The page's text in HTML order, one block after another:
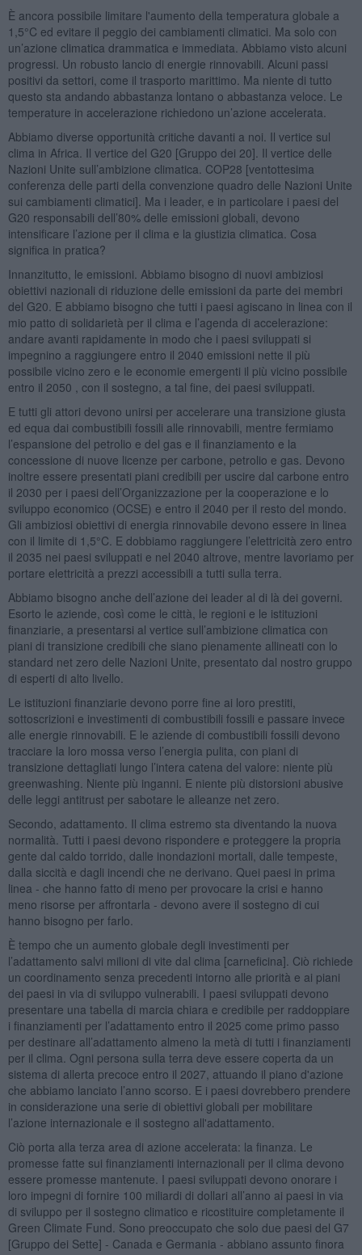
È ancora possibile limitare l'aumento della temperatura globale a
1,5°C ed evitare il peggio dei cambiamenti climatici. Ma solo con
un’azione climatica drammatica e immediata. Abbiamo visto alcuni
progressi. Un robusto lancio di energie rinnovabili. Alcuni passi
positivi da settori, come il trasporto marittimo. Ma niente di tutto
questo sta andando abbastanza lontano o abbastanza veloce. Le
temperature in accelerazione richiedono un’azione accelerata.
Abbiamo diverse opportunità critiche davanti a noi. Il vertice sul
clima in Africa. Il vertice del G20 [Gruppo dei 20]. Il vertice delle
Nazioni Unite sull’ambizione climatica. COP28 [ventottesima
conferenza delle parti della convenzione quadro delle Nazioni Unite
sui cambiamenti climatici]. Ma i leader, e in particolare i paesi del
G20 responsabili dell’80% delle emissioni globali, devono
intensificare l’azione per il clima e la giustizia climatica. Cosa
significa in pratica?
Innanzitutto, le emissioni. Abbiamo bisogno di nuovi ambiziosi
obiettivi nazionali di riduzione delle emissioni da parte dei membri
del G20. E abbiamo bisogno che tutti i paesi agiscano in linea con il
mio patto di solidarietà per il clima e l’agenda di accelerazione:
andare avanti rapidamente in modo che i paesi sviluppati si
impegnino a raggiungere entro il 2040 emissioni nette il più
possibile vicino zero e le economie emergenti il più vicino possibile
entro il 2050 , con il sostegno, a tal fine, dei paesi sviluppati.
E tutti gli attori devono unirsi per accelerare una transizione giusta
ed equa dai combustibili fossili alle rinnovabili, mentre fermiamo
l’espansione del petrolio e del gas e il finanziamento e la
concessione di nuove licenze per carbone, petrolio e gas. Devono
inoltre essere presentati piani credibili per uscire dal carbone entro
il 2030 per i paesi dell’Organizzazione per la cooperazione e lo
sviluppo economico (OCSE) e entro il 2040 per il resto del mondo.
Gli ambiziosi obiettivi di energia rinnovabile devono essere in linea
con il limite di 1,5°C. E dobbiamo raggiungere l’elettricità zero entro
il 2035 nei paesi sviluppati e nel 2040 altrove, mentre lavoriamo per
portare elettricità a prezzi accessibili a tutti sulla terra.
Abbiamo bisogno anche dell’azione dei leader al di là dei governi.
Esorto le aziende, così come le città, le regioni e le istituzioni
finanziarie, a presentarsi al vertice sull’ambizione climatica con
piani di transizione credibili che siano pienamente allineati con lo
standard net zero delle Nazioni Unite, presentato dal nostro gruppo
di esperti di alto livello.
Le istituzioni finanziarie devono porre fine ai loro prestiti,
sottoscrizioni e investimenti di combustibili fossili e passare invece
alle energie rinnovabili. E le aziende di combustibili fossili devono
tracciare la loro mossa verso l’energia pulita, con piani di
transizione dettagliati lungo l’intera catena del valore: niente più
greenwashing. Niente più inganni. E niente più distorsioni abusive
delle leggi antitrust per sabotare le alleanze net zero.
Secondo, adattamento. Il clima estremo sta diventando la nuova
normalità. Tutti i paesi devono rispondere e proteggere la propria
gente dal caldo torrido, dalle inondazioni mortali, dalle tempeste,
dalla siccità e dagli incendi che ne derivano. Quei paesi in prima
linea - che hanno fatto di meno per provocare la crisi e hanno
meno risorse per affrontarla - devono avere il sostegno di cui
hanno bisogno per farlo.
È tempo che un aumento globale degli investimenti per
l’adattamento salvi milioni di vite dal clima [carneficina]. Ciò richiede
un coordinamento senza precedenti intorno alle priorità e ai piani
dei paesi in via di sviluppo vulnerabili. I paesi sviluppati devono
presentare una tabella di marcia chiara e credibile per raddoppiare
i finanziamenti per l’adattamento entro il 2025 come primo passo
per destinare all’adattamento almeno la metà di tutti i finanziamenti
per il clima. Ogni persona sulla terra deve essere coperta da un
sistema di allerta precoce entro il 2027, attuando il piano d'azione
che abbiamo lanciato l’anno scorso. E i paesi dovrebbero prendere
in considerazione una serie di obiettivi globali per mobilitare
l’azione internazionale e il sostegno all'adattamento.
Ciò porta alla terza area di azione accelerata: la finanza. Le
promesse fatte sui finanziamenti internazionali per il clima devono
essere promesse mantenute. I paesi sviluppati devono onorare i
loro impegni di fornire 100 miliardi di dollari all’anno ai paesi in via
di sviluppo per il sostegno climatico e ricostituire completamente il
Green Climate Fund. Sono preoccupato che solo due paesi del G7
[Gruppo dei Sette] - Canada e Germania - abbiano assunto finora